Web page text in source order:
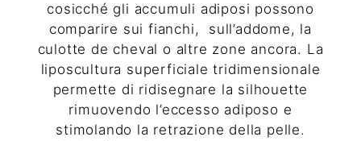
cosicché gli accumuli adiposi possono
comparire sui fianchi,
sull’addome, la
culotte de cheval o altre zone ancora. La
liposcultura superficiale tridimensionale
permette di ridisegnare la silhouette
rimuovendo l’eccesso adiposo e
stimolando la retrazione della pelle.